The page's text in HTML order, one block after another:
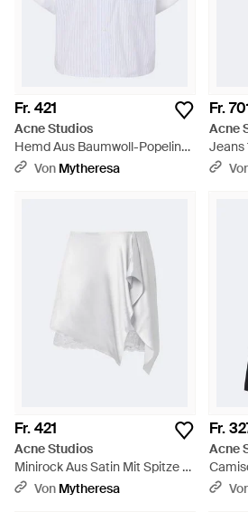
Fr. 421
Acne Studios
Hemd Aus Baumwoll-Popeline
- Weiß
Von Mytheresa
Fr.
Acne
Jeans
Fr. 421
Acne Studios
Minirock Aus Satin Mit Spitze -
WeißVon Mytheresa
Fr.
Acne